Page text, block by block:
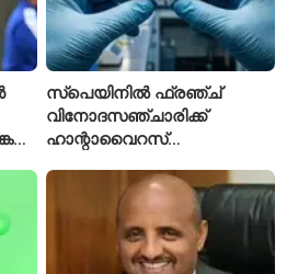
സ്പെയിനിൽ ഫ്രഞ്ച്
വിനോദസഞ്ചാരിക്ക്
ഹാന്റാവൈറസ്
ഐസൊലേഷനിൽ
പ്രവേശിപ്പിച്ചു